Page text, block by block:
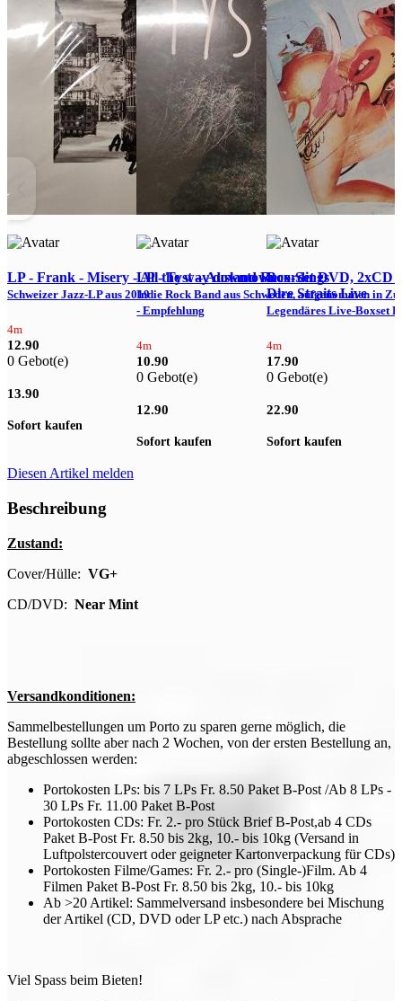
LP - Frank - Misery - All the way downtown
Schweizer Jazz-LP aus 2019
4m
12.90
0 Gebot(e)
13.90
Sofort kaufen
LP - Tyst – Ausland Recordings
Indie Rock Band aus Schweden, aufgenommen in
- Empfehlung
4m
10.90
0 Gebot(e)
12.90
Sofort kaufen
Box-Set DVD, 2xCD
Dire Straits Live
Legendäres Live-Boxset
4m
17.90
0 Gebot(e)
22.90
Sofort kaufen
Diesen Artikel melden
Beschreibung
Zustand:
Cover/Hülle: VG+
CD/DVD: Near Mint
Versandkonditionen:
Sammelbestellungen um Porto zu sparen gerne möglich, die
Bestellung sollte aber nach 2 Wochen, von der ersten Bestellung an,
abgeschlossen werden:
Portokosten LPs: bis 7 LPs Fr. 8.50 Paket B-Post /Ab 8 LPs -
30 LPs Fr. 11.00 Paket B-Post
Portokosten CDs: Fr. 2.- pro Stück Brief B-Post,ab 4 CDs
Paket B-Post Fr. 8.50 bis 2kg, 10.- bis 10kg (Versand in
Luftpolstercouvert oder geigneter Kartonverpackung für CDs)
Portokosten Filme/Games: Fr. 2.- pro (Single-)Film. Ab 4
Filmen Paket B-Post Fr. 8.50 bis 2kg, 10.- bis 10kg
Ab >20 Artikel: Sammelversand insbesondere bei Mischung
der Artikel (CD, DVD oder LP etc.) nach Absprache
Viel Spass beim Bieten!